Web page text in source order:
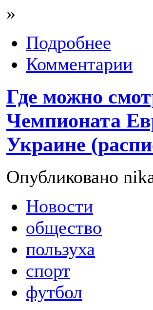
»
Подробнее
Комментарии
Где можно
Чемпионата
Украине
Опубликовано
Новости
общество
пользуха
спорт
футбол